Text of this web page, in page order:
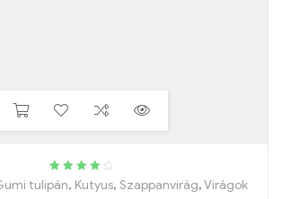
Rated4.25
tulipán, Kutyus, Szappanvirág,Virágok